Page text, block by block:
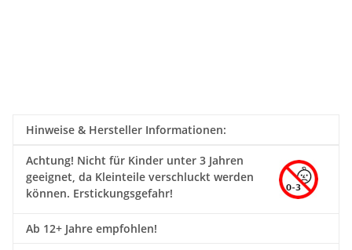
Hinweise & Hersteller Informationen:
Achtung! Nicht für Kinder unter 3 Jahren
geeignet, da Kleinteile verschluckt werden
können. Erstickungsgefahr!
Ab 12+ Jahre empfohlen!